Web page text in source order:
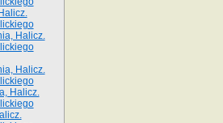
Halicz.
Halicz.
Halicz.